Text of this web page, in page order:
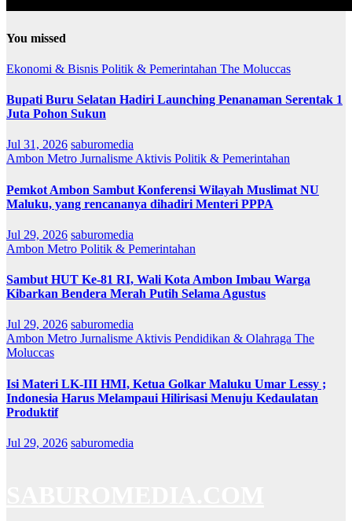
You missed
Ekonomi & Bisnis Politik & Pemerintahan The Moluccas
Bupati Buru Selatan Hadiri Launching Penanaman Serentak 1
Juta Pohon Sukun
Jul 31, 2026 saburomedia
Ambon Metro Jurnalisme Aktivis Politik & Pemerintahan
Pemkot Ambon Sambut Konferensi Wilayah Muslimat NU
Maluku, yang rencananya dihadiri Menteri PPPA
Jul 29, 2026 saburomedia
Ambon Metro Politik & Pemerintahan
Sambut HUT Ke-81 RI, Wali Kota Ambon Imbau Warga
Kibarkan Bendera Merah Putih Selama Agustus
Jul 29, 2026 saburomedia
Ambon Metro Jurnalisme Aktivis Pendidikan & Olahraga The
Moluccas
Isi Materi LK-III HMI, Ketua Golkar Maluku Umar Lessy ;
Indonesia Harus Melampaui Hilirisasi Menuju Kedaulatan
Produktif
Jul 29, 2026 saburomedia